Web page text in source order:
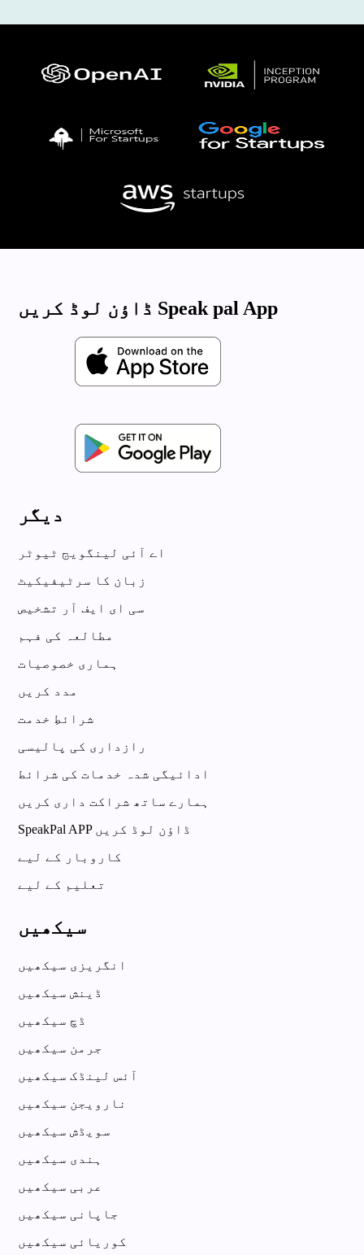
ڈاؤن لوڈ کریں Speak pal App
دیگر
اے آئی لینگویج ٹیوٹر
زبان کا سرٹیفیکیٹ
سی ای ایف آر تشخیص
مطالعہ کی فہم
ہماری خصوصیات
مدد کریں
شرائطِ خدمت
رازداری کی پالیسی
ادائیگی شدہ خدمات کی شرائط
ہمارے ساتھ شراکت داری کریں
SpeakPal APP ڈاؤن لوڈ کریں
کاروبار کے لیے
تعلیم کے لیے
سیکھیں
انگریزی سیکھیں
ڈینش سیکھیں
ڈچ سیکھیں
جرمن سیکھیں
آئس لینڈک سیکھیں
نارویجن سیکھیں
سویڈش سیکھیں
ہندی سیکھیں
عربی سیکھیں
جاپانی سیکھیں
کوریائی سیکھیں